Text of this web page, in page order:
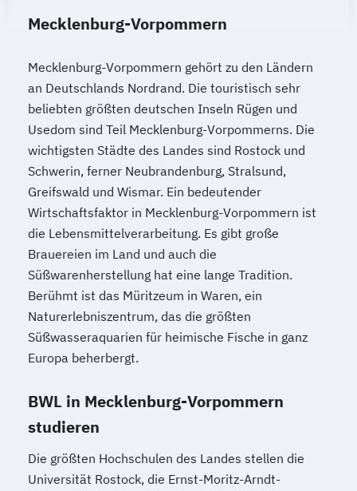
Mecklenburg-Vorpommern
Mecklenburg-Vorpommern gehört zu den Ländern
an Deutschlands Nordrand. Die touristisch sehr
beliebten größten deutschen Inseln Rügen und
Usedom sind Teil Mecklenburg-Vorpommerns. Die
wichtigsten Städte des Landes sind Rostock und
Schwerin, ferner Neubrandenburg, Stralsund,
Greifswald und Wismar. Ein bedeutender
Wirtschaftsfaktor in Mecklenburg-Vorpommern ist
die Lebensmittelverarbeitung. Es gibt große
Brauereien im Land und auch die
Süßwarenherstellung hat eine lange Tradition.
Berühmt ist das Müritzeum in Waren, ein
Naturerlebniszentrum, das die größten
Süßwasseraquarien für heimische Fische in ganz
Europa beherbergt.
BWL in Mecklenburg-Vorpommern
studieren
Die größten Hochschulen des Landes stellen die
Universität Rostock, die Ernst-Moritz-Arndt-